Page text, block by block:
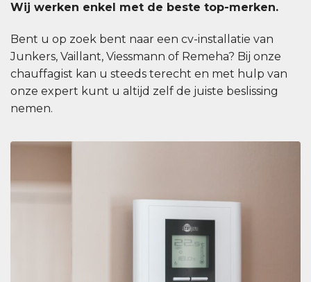
Wij werken enkel met de beste top-merken.
Bent u op zoek bent naar een cv-installatie van
Junkers, Vaillant, Viessmann of Remeha? Bij onze
chauffagist kan u steeds terecht en met hulp van
onze expert kunt u altijd zelf de juiste beslissing
nemen.